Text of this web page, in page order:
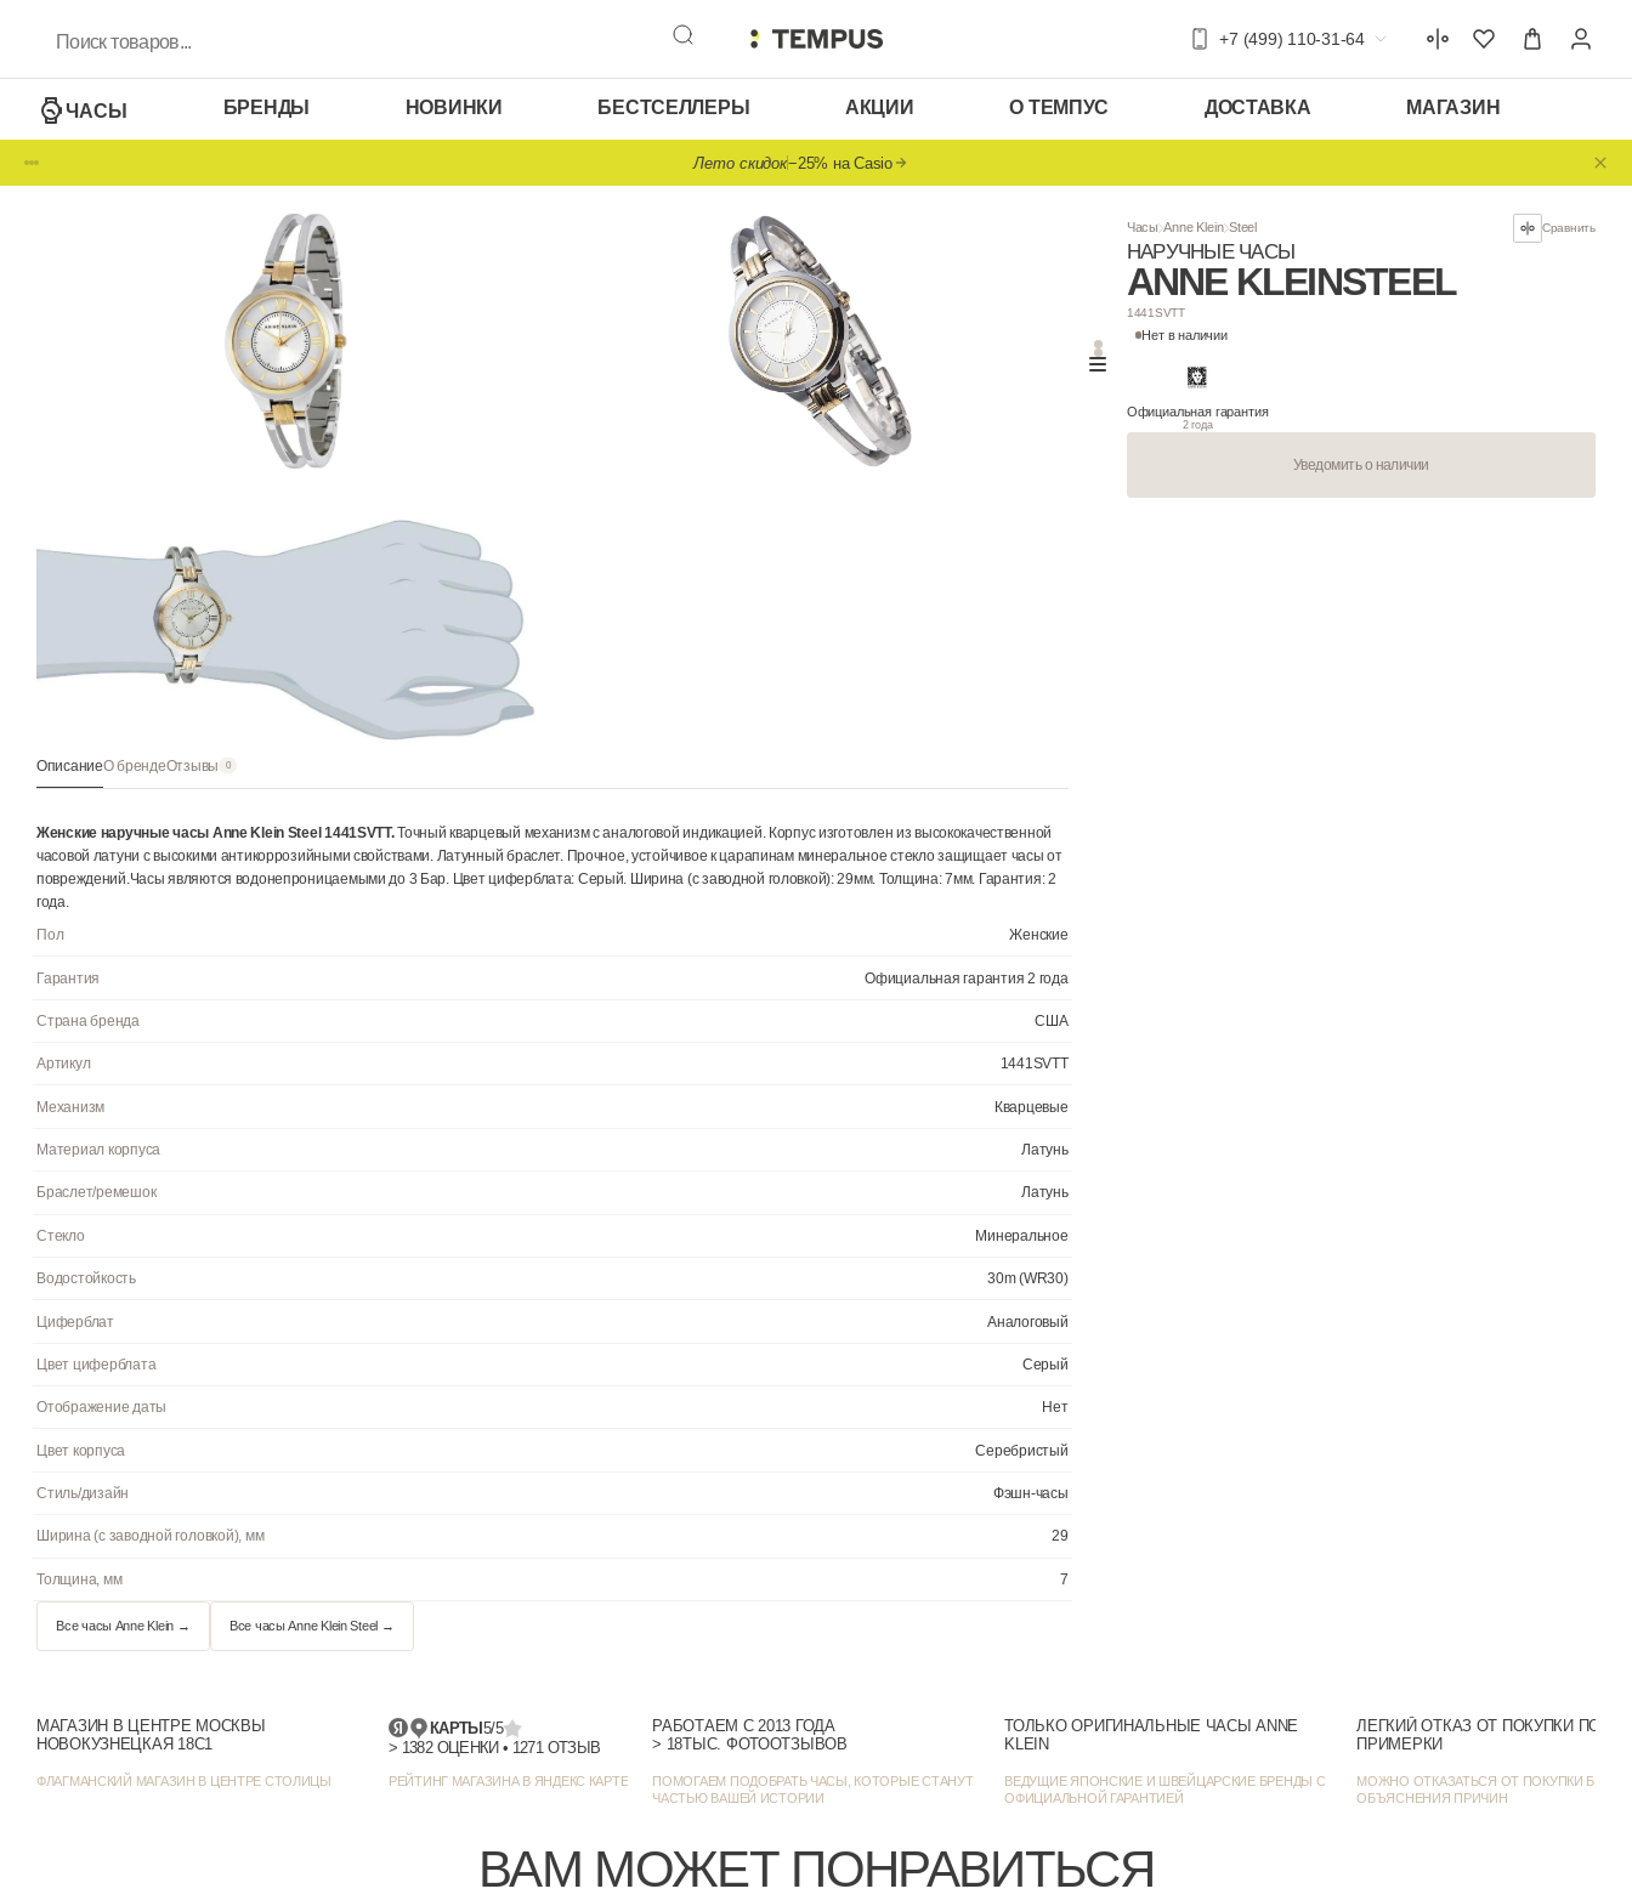
+7 (499) 110-31-64
ЧАСЫ БРЕНДЫ НОВИНКИ БЕСТСЕЛЛЕРЫ АКЦИИ О ТЕМПУС ДОСТАВКА МАГАЗИН
Лето скидок−25% на Casio
Часы Anne Klein
НАРУЧНЫЕ ЧАСЫ
2 года
Описание
Женские наручные часы Anne Klein Steel 1441SVTT.
Точный кварцевый механизм с аналоговой индикацией. Корпус изготовлен из высококачественной
повреждений.Часы являются водонепроницаемыми до 3 Бар. Цвет циферблата: Серый. Ширина (с заводной головкой): 29мм. Толщина: 7мм. Гарантия: 2
года.
Пол
Гарантия Официальная гарантия 2 года
Страна бренда
Браслет/ремешок
Стекло
Водостойкость
Цвет циферблата
Отображение даты
Стиль/дизайн
МАГАЗИН В ЦЕНТРЕ МОСКВЫ
НОВОКУЗНЕЦКАЯ 18С1
ФЛАГМАНСКИЙ МАГАЗИН В ЦЕНТРЕ СТОЛИЦЫ
КАРТЫ 5/5
> 1382 ОЦЕНКИ • 1271 ОТЗЫВ
РЕЙТИНГ МАГАЗИНА В ЯНДЕКС КАРТЕ
РАБОТАЕМ С 2013 ГОДА
> 18ТЫС. ФОТООТЗЫВОВ
ПОМОГАЕМ ПОДОБРАТЬ ЧАСЫ, КОТОРЫЕ СТАНУТ
ЧАСТЬЮ ВАШЕЙ ИСТОРИИ
ТОЛЬКО ОРИГИНАЛЬНЫЕ ЧАСЫ ANNE
KLEIN
ВЕДУЩИЕ ЯПОНСКИЕ И ШВЕЙЦАРСКИЕ БРЕНДЫ С
ОФИЦИАЛЬНОЙ ГАРАНТИЕЙ
ЛЕГКИЙ ОТКАЗ ОТ ПОКУПКИ ПОСЛЕ
ПРИМЕРКИ
МОЖНО ОТКАЗАТЬСЯ ОТ ПОКУПКИ БЕЗ
ОБЪЯСНЕНИЯ ПРИЧИН
ВАМ МОЖЕТ ПОНРАВИТЬСЯ